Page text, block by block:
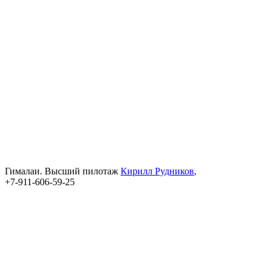
Гималаи. Высший пилотаж Кирилл Рудников,
+7-911-606-59-25